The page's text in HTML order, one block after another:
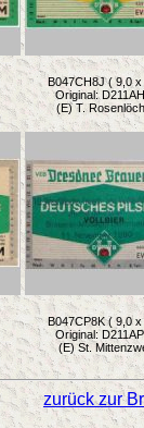
B047CH8J ( 9,0 x
Original:
(E) T.
B047CP8K ( 9,0 x
Original:
(E) St.
zurück zur